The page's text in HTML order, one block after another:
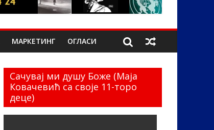
МАРКЕТИНГ ОГЛАСИ
Сачувај ми душу Боже (Маја
Ковачевић са своје 11-торо
деце)